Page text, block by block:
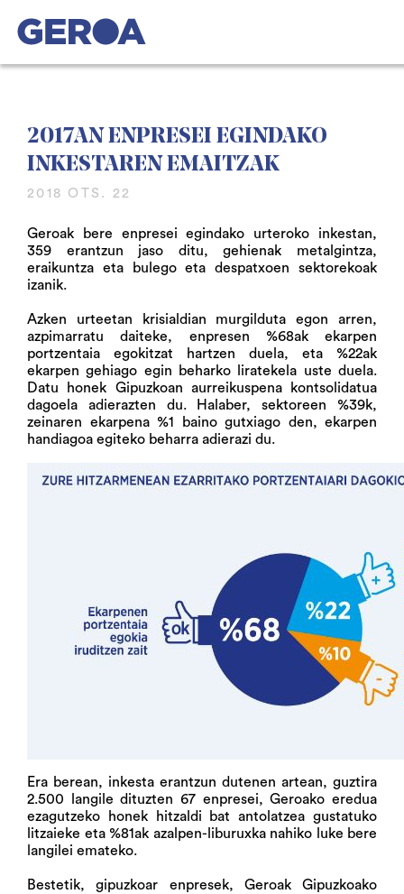
2017AN ENPRESEI EGINDAKO
INKESTAREN EMAITZAK
2018 OTS. 22
Geroak bere enpresei egindako urteroko inkestan,
359 erantzun jaso ditu, gehienak metalgintza,
eraikuntza eta bulego eta despatxoen sektorekoak
izanik.
Azken urteetan krisialdian murgilduta egon arren,
azpimarratu daiteke, enpresen %68ak ekarpen
portzentaia egokitzat hartzen duela, eta %22ak
ekarpen gehiago egin beharko liratekela uste duela.
Datu honek Gipuzkoan aurreikuspena kontsolidatua
dagoela adierazten du. Halaber, sektoreen %39k,
zeinaren ekarpena %1 baino gutxiago den, ekarpen
handiagoa egiteko beharra adierazi du.
Era berean, inkesta erantzun dutenen artean, guztira
2.500 langile dituzten 67 enpresei, Geroako eredua
ezagutzeko honek hitzaldi bat antolatzea gustatuko
litzaieke eta %81ak azalpen-liburuxka nahiko luke bere
langilei emateko.
Bestetik, gipuzkoar enpresek, Geroak Gipuzkoako